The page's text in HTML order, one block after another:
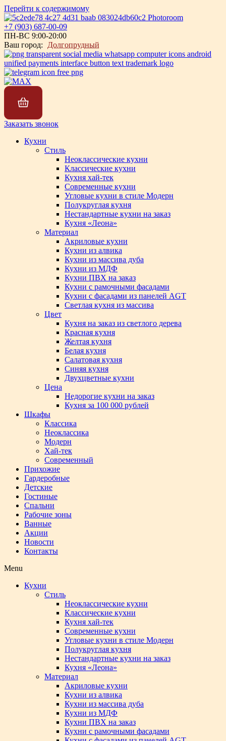
Перейти к содержимому
+7 (903) 687-00-09
ПН-ВС 9:00-20:00
Ваш город:
Долгопрудный
Заказать звонок
Кухни
Стиль
Неоклассические кухни
Классические кухни
Кухня хай-тек
Современные кухни
Угловые кухни в стиле Модерн
Полукруглая кухня
Нестандартные кухни на заказ
Кухня «Леона»
Материал
Акриловые кухни
Кухни из алвика
Кухни из массива дуба
Кухни из МДФ
Кухни ПВХ на заказ
Кухни с рамочными фасадами
Кухни с фасадами из панелей AGT
Светлая кухня из массива
Цвет
Кухня на заказ из светлого дерева
Красная кухня
Желтая кухня
Белая кухня
Салатовая кухня
Синяя кухня
Двухцветные кухни
Цена
Недорогие кухни на заказ
Кухня за 100 000 рублей
Шкафы
Классика
Неоклассика
Модерн
Хай-тек
Современный
Прихожие
Гардеробные
Детские
Гостиные
Спальни
Рабочие зоны
Ванные
Акции
Новости
Контакты
Menu
Кухни
Стиль
Неоклассические кухни
Классические кухни
Кухня хай-тек
Современные кухни
Угловые кухни в стиле Модерн
Полукруглая кухня
Нестандартные кухни на заказ
Кухня «Леона»
Материал
Акриловые кухни
Кухни из алвика
Кухни из массива дуба
Кухни из МДФ
Кухни ПВХ на заказ
Кухни с рамочными фасадами